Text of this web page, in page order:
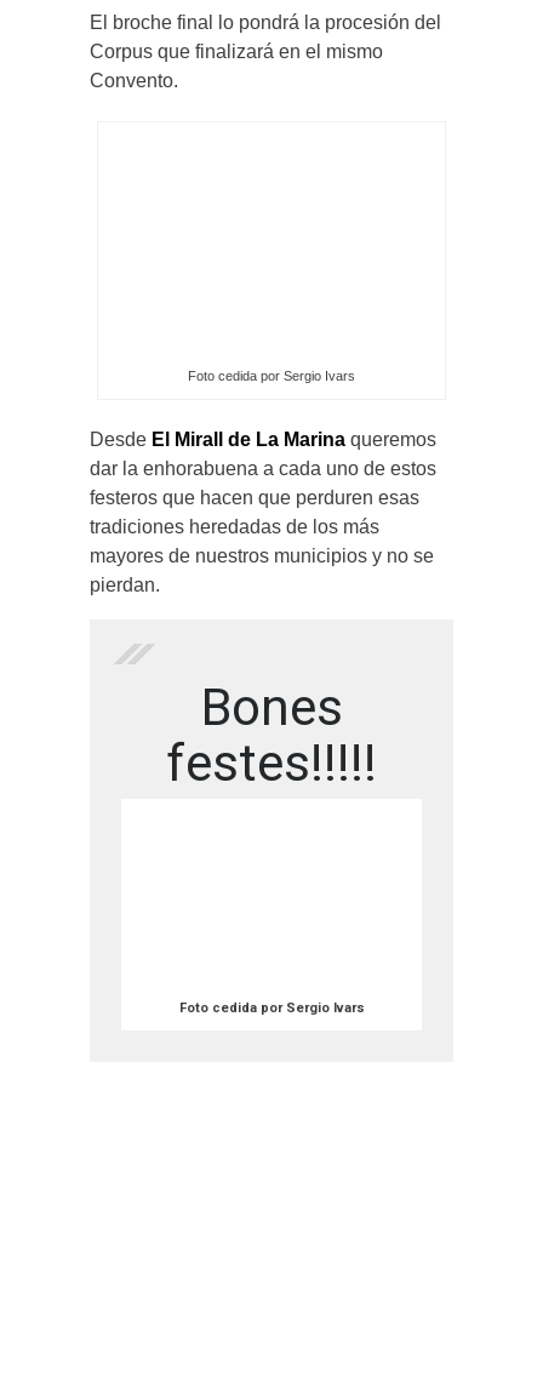
El broche final lo pondrá la procesión del
Corpus que finalizará en el mismo
Convento.
Foto cedida por Sergio Ivars
Desde El Mirall de La Marina queremos
dar la enhorabuena a cada uno de estos
festeros que hacen que perduren esas
tradiciones heredadas de los más
mayores de nuestros municipios y no se
pierdan.
Bones
festes!!!!!
Foto cedida por Sergio Ivars